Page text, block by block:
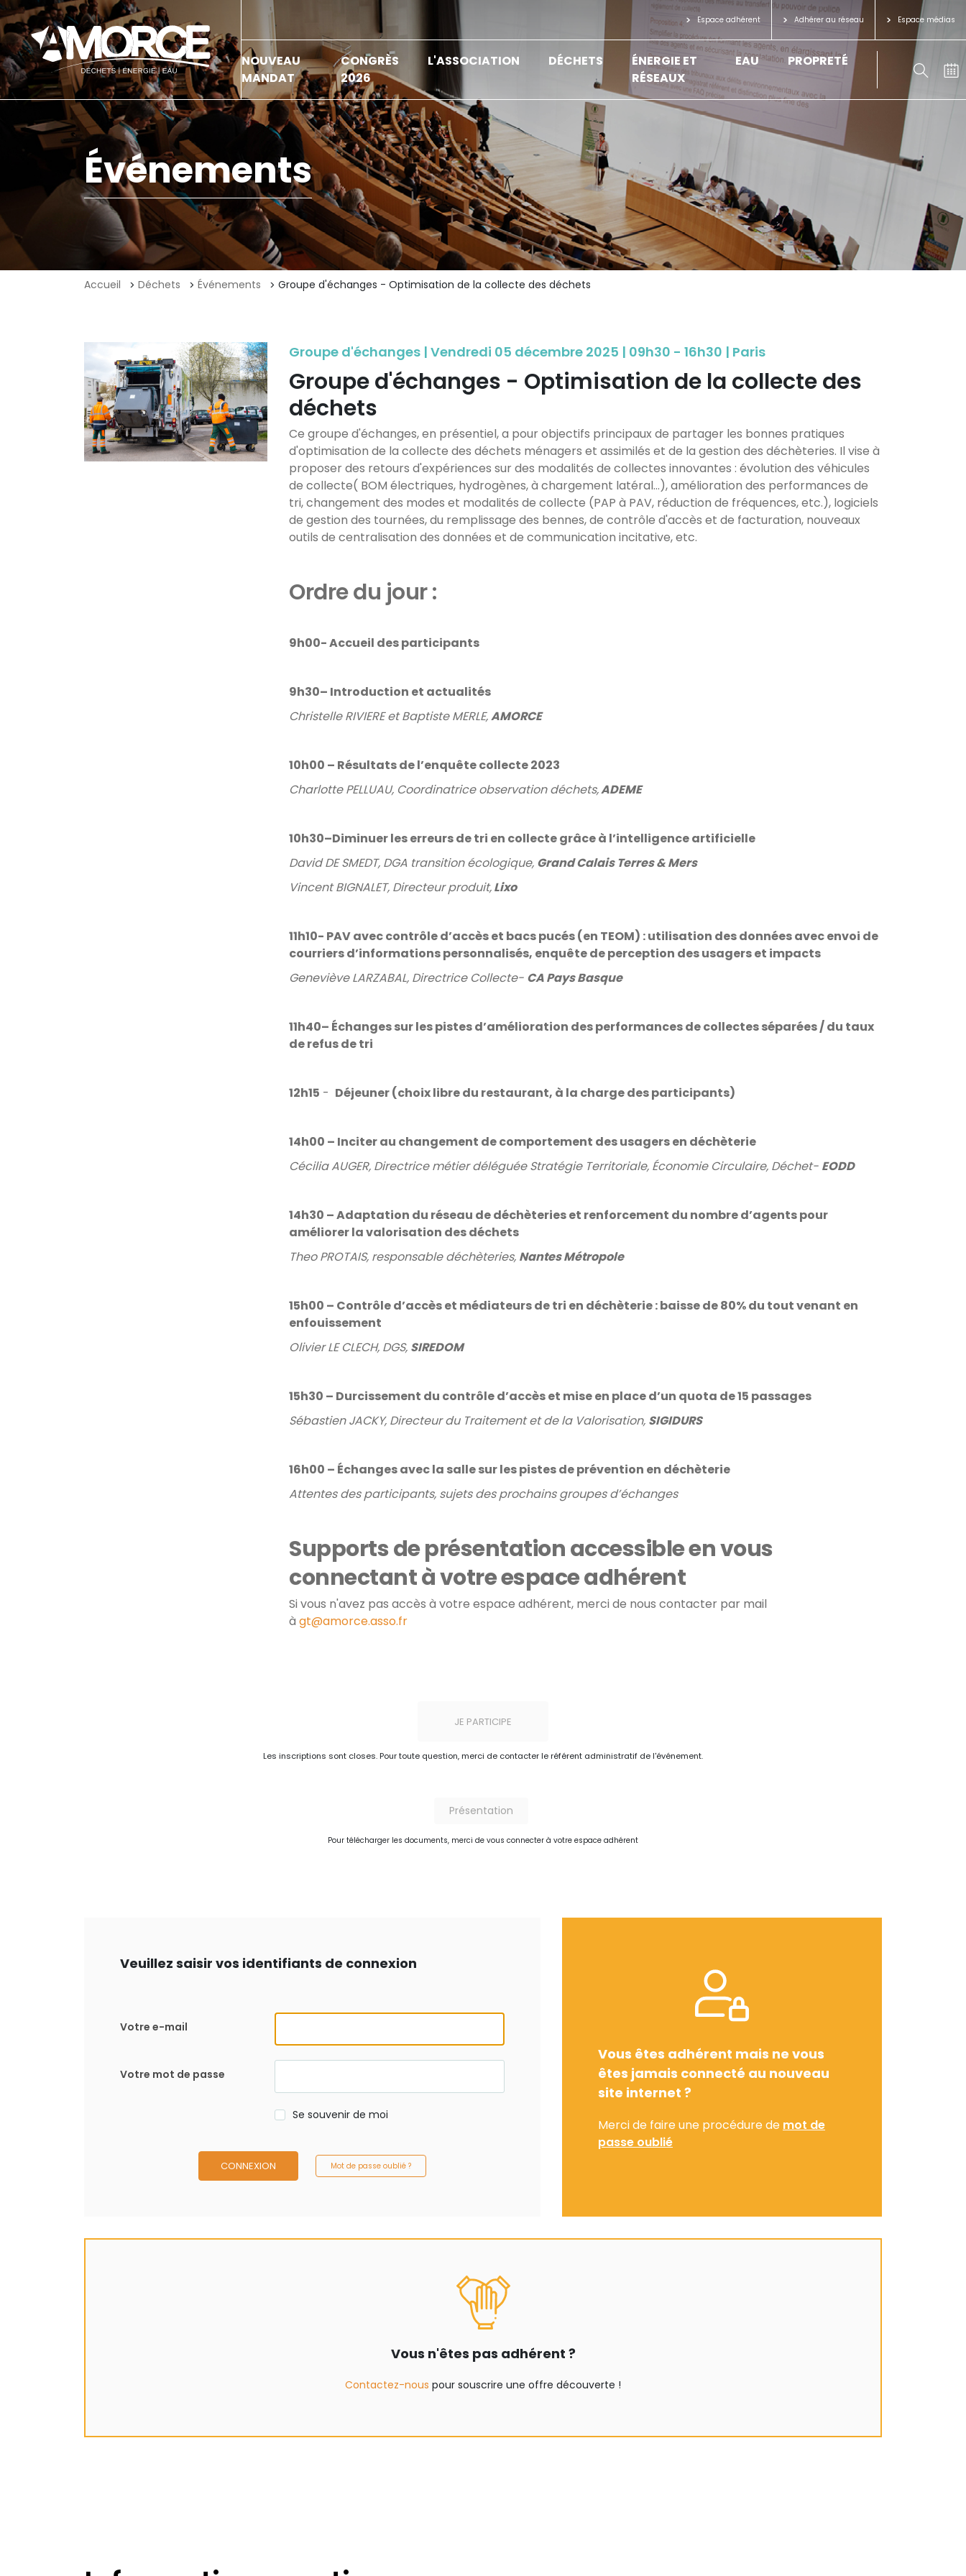
Espace adhérent Adhérer au réseau Espace médias
NOUVEAU
MANDAT
CONGRÈS
2026
L'ASSOCIATION DÉCHETS
ÉNERGIE ET
RÉSEAUX
EAU PROPRETÉ
Événements
Accueil Déchets Événements Groupe d'échanges - Optimisation de la collecte des déchets
Groupe d'échanges | Vendredi 05 décembre 2025 | 09h30 - 16h30 | Paris
Groupe d'échanges - Optimisation de la collecte des
déchets
Ce groupe d'échanges, en présentiel, a pour objectifs principaux de partager les bonnes pratiques
d'optimisation de la collecte des déchets ménagers et assimilés et de la gestion des déchèteries. Il vise à
proposer des retours d'expériences sur des modalités de collectes innovantes : évolution des véhicules
de collecte( BOM électriques, hydrogènes, à chargement latéral…), amélioration des performances de
tri, changement des modes et modalités de collecte (PAP à PAV, réduction de fréquences, etc.), logiciels
de gestion des tournées, du remplissage des bennes, de contrôle d'accès et de facturation, nouveaux
outils de centralisation des données et de communication incitative, etc.
Ordre du jour :
9h00- Accueil des participants
9h30– Introduction et actualités
Christelle RIVIERE et Baptiste MERLE,AMORCE
10h00 – Résultats de l’enquête collecte 2023
Charlotte PELLUAU, Coordinatrice observation déchets,ADEME
10h30–Diminuer les erreurs de tri en collecte grâce à l’intelligence artificielle
David DE SMEDT, DGA transition écologique, Grand Calais Terres & Mers
Vincent BIGNALET, Directeur produit,Lixo
11h10- PAV avec contrôle d’accès et bacs pucés (en TEOM) : utilisation des données avec envoi de
courriers d’informations personnalisés, enquête de perception des usagers et impacts
Geneviève LARZABAL, Directrice Collecte- CA Pays Basque
11h40– Échanges sur les pistes d’amélioration des performances de collectes séparées / du taux
de refus de tri
12h15 - Déjeuner (choix libre du restaurant, à la charge des participants)
14h00 – Inciter au changement de comportement des usagers en déchèterie
Cécilia AUGER, Directrice métier déléguée Stratégie Territoriale, Économie Circulaire, Déchet- EODD
14h30 – Adaptation du réseau de déchèteries et renforcement du nombre d’agents pour
améliorer la valorisation des déchets
Theo PROTAIS, responsable déchèteries, Nantes Métropole
15h00 – Contrôle d’accès et médiateurs de tri en déchèterie : baisse de 80% du tout venant en
enfouissement
Olivier LE CLECH, DGS, SIREDOM
15h30 – Durcissement du contrôle d’accès et mise en place d’un quota de 15 passages
Sébastien JACKY, Directeur du Traitement et de la Valorisation, SIGIDURS
16h00 – Échanges avec la salle sur les pistes de prévention en déchèterie
Attentes des participants, sujets des prochains groupes d’échanges
Supports de présentation accessible en vous
connectant à votre espace adhérent
Si vous n'avez pas accès à votre espace adhérent, merci de nous contacter par mail
à gt@amorce.asso.fr
JE PARTICIPE
Les inscriptions sont closes. Pour toute question, merci de contacter le référent administratif de l'événement.
Présentation
Pour télécharger les documents, merci de vous connecter à votre espace adhérent
Veuillez saisir vos identifiants de connexion
Votre e-mail
Votre mot de passe
Se souvenir de moi
CONNEXION Mot de passe oublié ?
Vous êtes adhérent mais ne vous
êtes jamais connecté au nouveau
site internet ?
Merci de faire une procédure de mot de
passe oublié
Vous n'êtes pas adhérent ?
Contactez-nous pour souscrire une offre découverte !